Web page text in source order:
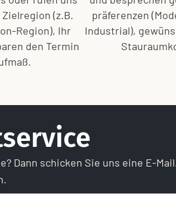
(z.B.
Region), Ihr
den Termin
präferenzen
Industrial),
Dann schicken Sie uns eine E-